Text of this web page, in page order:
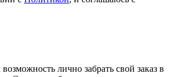
лично забрать свой заказ в